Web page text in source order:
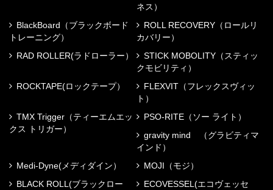
ネス）
BlackBoard（ブラックボード
トレーニング）
ROLL RECOVERY（ロールリ
カバリー）
RAD ROLLER(ラドローラー）
STICK MOBOLITY（スティッ
クモビリティ）
ROCKTAPE(ロックテープ）
FLEXVIT（フレックスヴィッ
ト）
TMX Trigger（ティーエムエッ
クス トリガー）
PSO-RITE（ソー ライト）
gravity mind （グラビティマ
インド）
Medi-Dyne(メディダイン）
MOJI（モジ）
BLACK ROLL(ブラックロー
ECOVESSEL(エコヴェッセ